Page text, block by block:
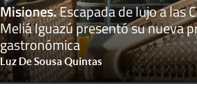
Misiones.Escapada de lujo a las
Meliá Iguazú presentó su nueva
gastronómica
Luz De Sousa Quintas